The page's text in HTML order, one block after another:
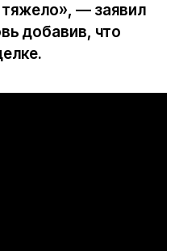
тяжело», — заявил
добавив, что